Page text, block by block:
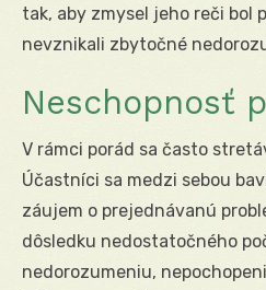
tak, aby zmysel jeho reči bol
nevznikali zbytočné
Neschopnosť
V rámci porád sa často
Účastníci sa medzi sebou
záujem o prejednávanú
dôsledku nedostatočného
nedorozumeniu,